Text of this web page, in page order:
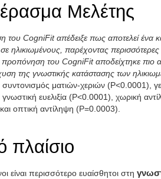
Μελέτης
του CogniFit απέδειξε πως αποτελεί ένα
ηλικιωμένους, παρέχοντας
του CogniFit αποδείχτηκε πιο
της γνωστικής κατάστασης των
ματιών-χεριών (P<0.0001),
ευελιξία (P<0.0001), χωρική
οπτική αντίληψη (P=0.0003).
πλαίσιο
είναι περισσότερο ευαίσθητοι στη